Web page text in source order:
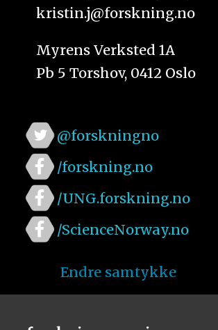
kristin.j@forskning.no
Myrens Verksted 1A
Pb 5 Torshov, 0412 Oslo
@forskningno
/forskning.no
/UNG.forskning.no
/ScienceNorway.no
Endre samtykke